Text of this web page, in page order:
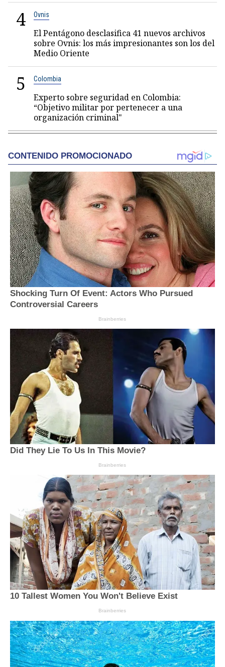
4 Ovnis
El Pentágono desclasifica 41 nuevos archivos
sobre Ovnis: los más impresionantes son los del
Medio Oriente
5 Colombia
Experto sobre seguridad en Colombia:
“Objetivo militar por pertenecer a una
organización criminal"